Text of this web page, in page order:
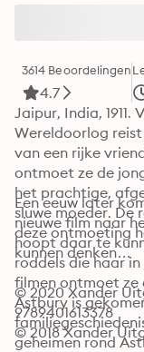
3614 Beoordelingen
4.7
Jaipur, India,
Wereldoorlog
van een rijke
ontmoet ze de
het prachtige,
sluwe moeder. De
deze ontmoeting
kunnen denken…
Een eeuw later
nieuwe film naar
hoopt daar te
roddels die haar
filmen ontmoet ze
Astbury is
geheimen rond
© 2020 Xander
9789401613378
© 2018 Xander